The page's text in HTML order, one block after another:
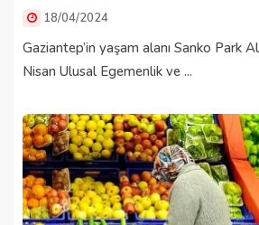
18/04/2024
Gaziantep’in yaşam alanı Sanko Park
Nisan Ulusal Egemenlik ve ...